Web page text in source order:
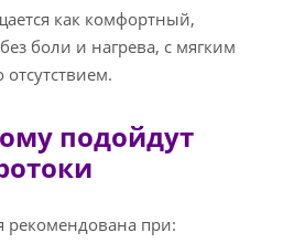
как комфортный,
боли и нагрева, с мягким
подойдут
рекомендована при: